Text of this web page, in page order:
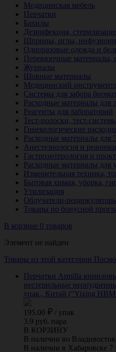
Медицинская мебель
Перчатки
Бахилы
Дезинфекция,
Шприцы, иглы,
Одноразовые одежда и
Перевязочные материалы,
Журналы
Шовные материалы
Медицинский
Системы для забора
Расходные материалы для
Реагенты для лабораторий
Тест-полоски, тест-
Гинекологические
Расходные материалы
Анестезиология и
Гастроэнтерология и
Расходные материалы для
Измерительная техника,
Бытовая химия, уборка,
Утилизация
Облучатели-
Товары по бонусной
В корзине 0 товаров
Элемент не найден
Товары из этой категории
Перчатки Armilla
нестерильные
упак., Китай ("Yixing
195.00 / упак
3.9 руб. пара
В КОРЗИНУ
В наличии во
В наличии в Хабаровске 7